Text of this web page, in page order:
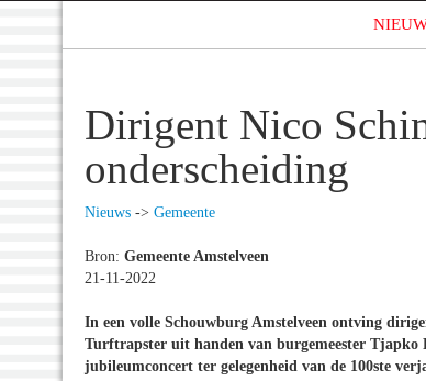
Dirigent Nico
onderscheiding
Nieuws -> Gemeente
Bron: Gemeente Amstelveen
21-11-2022
In een volle Schouwburg Amstelveen ontving
Turftrapster uit handen van burgemeester Tjapko
jubileumconcert ter gelegenheid van de 100ste